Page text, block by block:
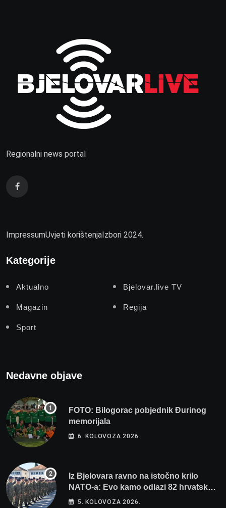
Regionalni news portal
ImpressumUvjeti korištenjaIzbori 2024.
Kategorije
Aktualno Bjelovar.live TV
Magazin Regija
Sport
Nedavne objave
FOTO: Bilogorac pobjednik Đurinog
memorijala
6. KOLOVOZA 2026.
Iz Bjelovara ravno na istočno krilo
NATO-a: Evo kamo odlazi 82 hrvatska
vojnika i 6 vojnikinja
5. KOLOVOZA 2026.